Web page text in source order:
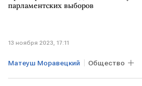
"Право и справедливость"
парламентских выборов
13 ноября 2023, 17:11
Матеуш Моравецкий Общество
ПОЛЬША премьер-министр